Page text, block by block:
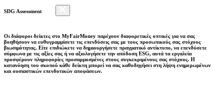
SDG Assessment
Οι διάφοροι δείκτες στο MyFairMoney παρέχουν διαφορετικές οπτικές για να σας
βοηθήσουν να ευθυγραμμίσετε τις επενδύσεις σας με τους προσωπικούς σας στόχους
βιωσιμότητας. Είτε επιδιώκετε να δημιουργήσετε πραγματικό αντίκτυπο, να επενδύσετε
σύμφωνα με τις αξίες σας ή να αξιολογήσετε την απόδοση ESG, αυτά τα εργαλεία
προσφέρουν πληροφορίες προσαρμοσμένες στους συγκεκριμένους σας στόχους. Η
κατανόηση του σκοπού κάθε δείκτη μπορεί να σας καθοδηγήσει στη λήψη ενημερωμένων
και ουσιαστικών επενδυτικών αποφάσεων.